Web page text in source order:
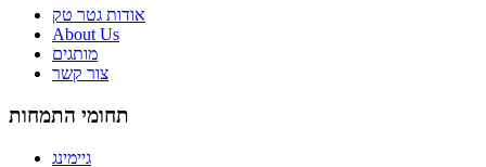
אודות גטר טק
About Us
מותגים
צור קשר
תחומי התמחות
גיימינג